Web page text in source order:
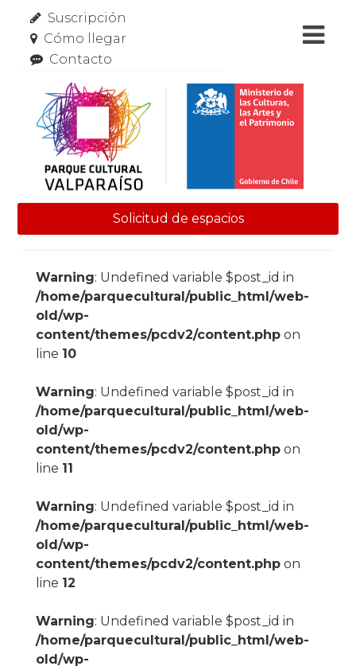
Suscripción
Cómo llegar
Contacto
Solicitud de espacios
Warning: Undefined variable $post_id in
/home/parquecultural/public_html/web-
old/wp-
content/themes/pcdv2/content.phpon
line 10
Warning: Undefined variable $post_id in
/home/parquecultural/public_html/web-
old/wp-
content/themes/pcdv2/content.phpon
line 11
Warning: Undefined variable $post_id in
/home/parquecultural/public_html/web-
old/wp-
content/themes/pcdv2/content.phpon
line 12
Warning: Undefined variable $post_id in
/home/parquecultural/public_html/web-
old/wp-